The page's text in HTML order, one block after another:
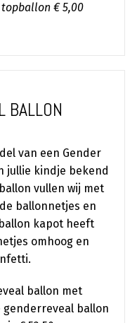
€ 5,00
BALLON
van een Gender
jullie kindje bekend
vullen wij met
ballonnetjes en
kapot heeft
omhoog en
ballon met
genderreveal ballon